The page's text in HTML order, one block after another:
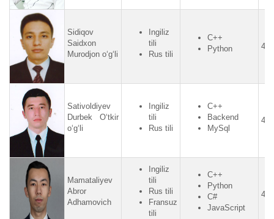
Sidiqov
Saidxon
Murodjon o‘g‘li
Ingiliz
tili
Rus tili
C++
Python
Sativoldiyev
Durbek O‘tkir
o‘g‘li
Ingiliz
tili
Rus tili
C++
Backend
MySql
Mamataliyev
Abror
Adhamovich
Ingiliz
tili
Rus tili
Fransuz
tili
C++
Python
C#
JavaScript